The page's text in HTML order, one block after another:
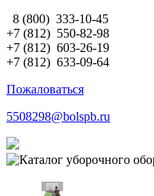
8 (800) 333-10-45
+7 (812) 550-82-98
+7 (812) 603-26-19
+7 (812) 633-09-64
Пожаловаться
5508298@bolspb.ru